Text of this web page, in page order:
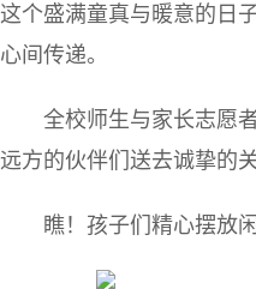
这个盛满童真与暖意的日
心间传递。
全校师生与家长志愿
远方的伙伴们送去诚挚的关
瞧！孩子们精心摆放